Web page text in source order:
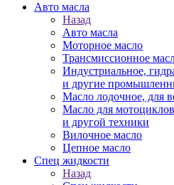
Авто масла
Назад
Авто масла
Моторное масло
Трансмиссионное
Индустриальное,
и другие
Масло лодочное, для
Масло для
и другой техники
Вилочное масло
Цепное масло
Спец жидкости
Назад